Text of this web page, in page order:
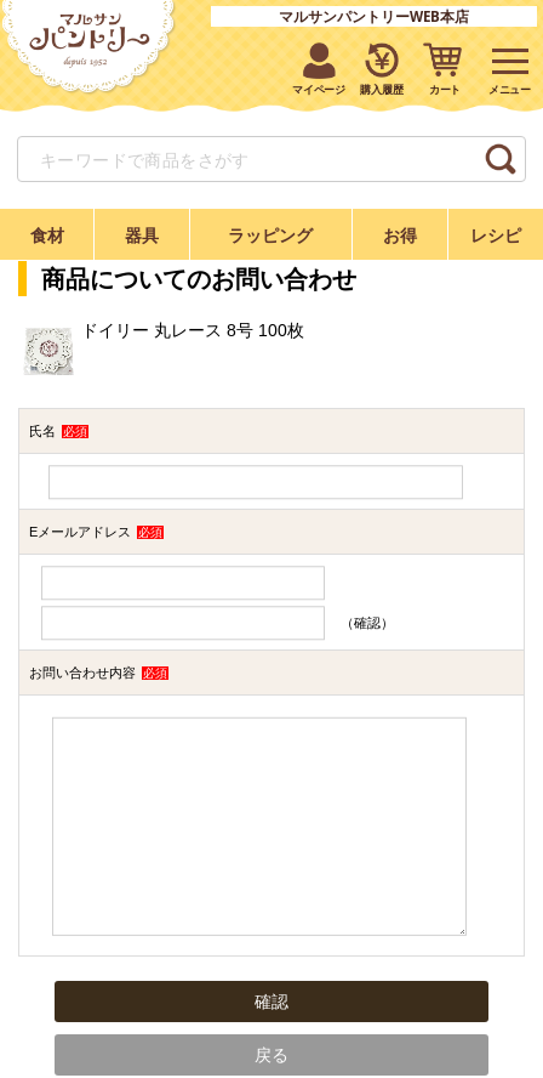
マルサンパントリーWEB本店
マイページ 購入履歴 カート
食材 器具 ラッピング お得 レシピ
商品についてのお問い合わせ
ドイリー 丸レース 8号 100枚
氏名 必須
Eメールアドレス 必須
（確認）
お問い合わせ内容 必須